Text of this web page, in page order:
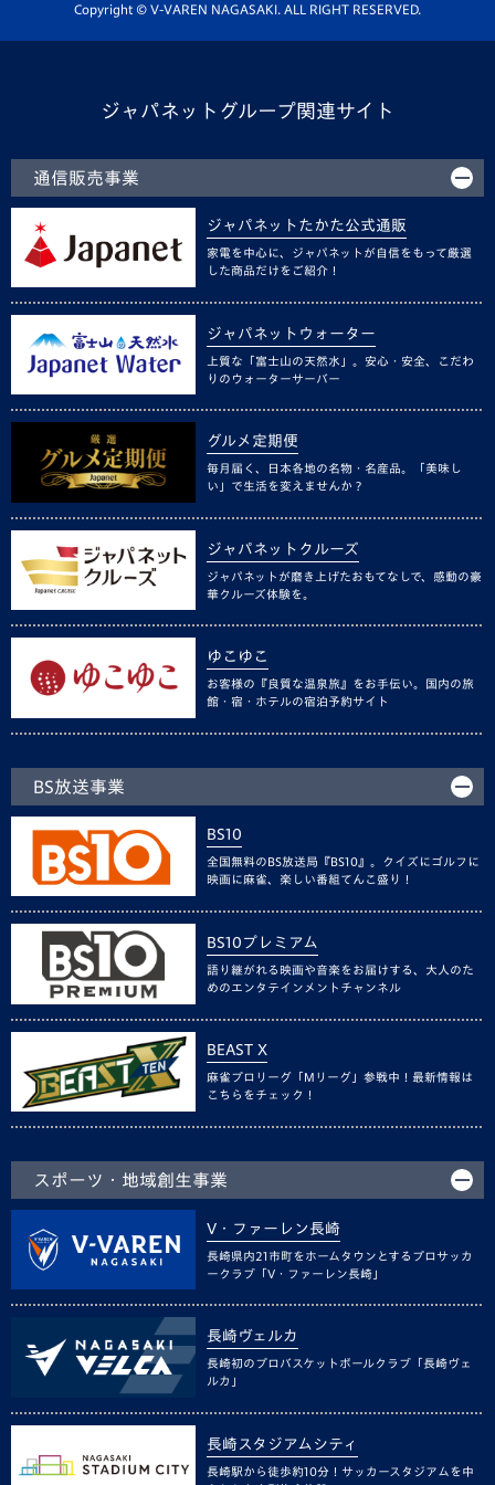
ホームタウン活動
Copyright © V-VAREN NAGASAKI. ALL RIGHT RESERVED.
ジャパネットグループ関連サイト
通信販売事業
ジャパネットたかた公式通販
家電を中心に、ジャパネットが自信をもって厳選
した商品だけをご紹介！
ジャパネットウォーター
上質な「富士山の天然水」。安心・安全、こだわ
りのウォーターサーバー
グルメ定期便
毎月届く、日本各地の名物・名産品。「美味し
い」で生活を変えませんか？
ジャパネットクルーズ
ジャパネットが磨き上げたおもてなしで、感動の豪
華クルーズ体験を。
ゆこゆこ
お客様の『良質な温泉旅』をお手伝い。国内の旅
館・宿・ホテルの宿泊予約サイト
BS放送事業
BS10
全国無料のBS放送局『BS10』。クイズにゴルフに
映画に麻雀、楽しい番組てんこ盛り！
BS10プレミアム
語り継がれる映画や音楽をお届けする、大人のた
めのエンタテインメントチャンネル
BEAST X
麻雀プロリーグ「Mリーグ」参戦中！最新情報は
こちらをチェック！
スポーツ・地域創生事業
V・ファーレン長崎
長崎県内21市町をホームタウンとするプロサッカ
ークラブ「V・ファーレン長崎」
長崎ヴェルカ
長崎初のプロバスケットボールクラブ「長崎ヴェ
ルカ」
長崎スタジアムシティ
長崎駅から徒歩約10分！サッカースタジアムを中